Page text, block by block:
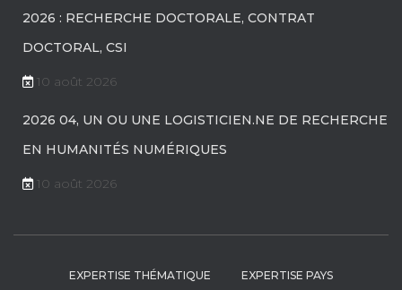
2026 : RECHERCHE DOCTORALE, CONTRAT
DOCTORAL, CSI
10 août 2026
2026 04, UN OU UNE LOGISTICIEN.NE DE RECHERCHE
EN HUMANITÉS NUMÉRIQUES
10 août 2026
EXPERTISE THÉMATIQUE EXPERTISE PAYS